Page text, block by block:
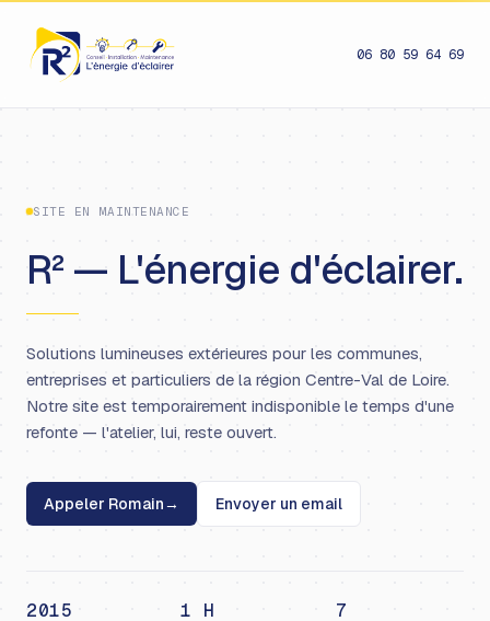
06 80 59 64 69
SITE EN MAINTENANCE
R² — L'énergie d'éclairer.
Solutions lumineuses extérieures pour les communes,
entreprises et particuliers de la région Centre-Val de Loire.
Notre site est temporairement indisponible le temps d'une
refonte — l'atelier, lui, reste ouvert.
Appeler Romain→ Envoyer un email
2015 1 H 7